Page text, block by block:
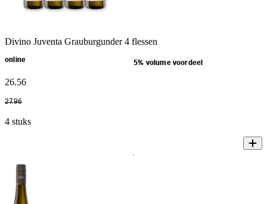
Divino Juventa Grauburgunder 4 flessen
online 5% volume voordeel
26.56
27.96
4 stuks